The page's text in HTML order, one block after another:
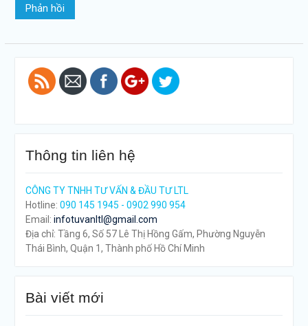
nhat">
Thông tin liên hệ
CÔNG TY TNHH TƯ VẤN & ĐẦU TƯ LTL
Hotline: 090 145 1945 - 0902 990 954
Email: infotuvanltl@gmail.com
Địa chỉ: Tầng 6, Số 57 Lê Thị Hồng Gấm, Phường Nguyễn
Thái Bình, Quận 1, Thành phố Hồ Chí Minh
Bài viết mới